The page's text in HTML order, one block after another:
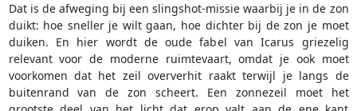
Dat is de afweging bij een slingshot-missie waarbij je in de zon
duikt: hoe sneller je wilt gaan, hoe dichter bij de zon je moet
duiken. En hier wordt de oude fabel van Icarus griezelig
relevant voor de moderne ruimtevaart, omdat je ook moet
voorkomen dat het zeil oververhit raakt terwijl je langs de
buitenrand van de zon scheert. Een zonnezeil moet het